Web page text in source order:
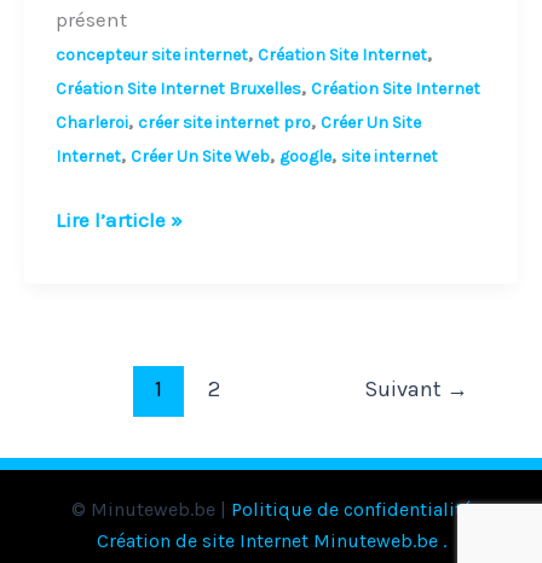
présent
concepteur site internet, Création Site Internet,
Création Site Internet Bruxelles, Création Site Internet
Charleroi, créer site internet pro, Créer Un Site
Internet, Créer Un Site Web, google, site internet
Lire l’article »
1 2 Suivant →
© Minuteweb.be | Politique de confidentialité
Création de site Internet Minuteweb.be .